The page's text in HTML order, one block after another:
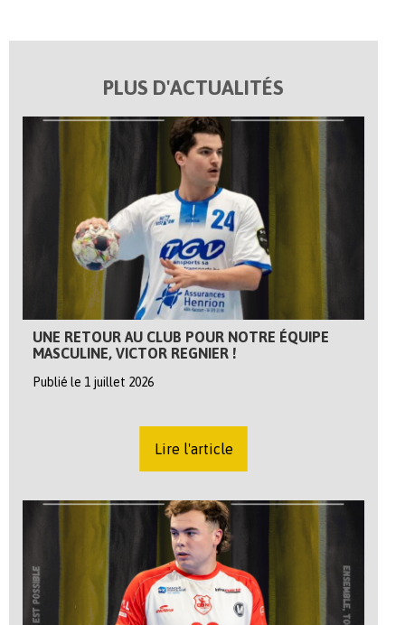
PLUS D'ACTUALITÉS
UNE RETOUR AU CLUB POUR NOTRE ÉQUIPE
MASCULINE, VICTOR REGNIER !
Publié le 1 juillet 2026
Lire l'article